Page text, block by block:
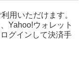
用いただけます。
Yahoo!ウォレット
グインして決済手